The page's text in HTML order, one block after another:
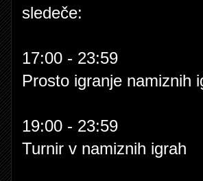
sledeče:
17:00 - 23:59
Prosto igranje namiznih
19:00 - 23:59
Turnir v namiznih igrah